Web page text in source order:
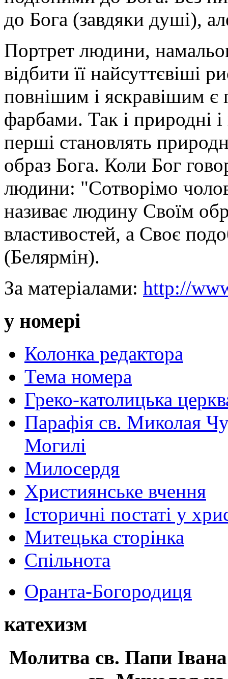
до Бога (завдяки душі),
Портрет людини,
відбити її найсут­тєвіші
повнішим і яскравішим є
фарбами. Так і природні
перші ста­новлять
образ Бога. Коли Бог
людини: "Сотворімо
називає людину Своїм
властивостей, а Своє
(Белярмін).
За матеріалами: http://
у номері
Колонка редактора
Тема номера
Греко-католицька
Парафія св. Миколая
Могилі
Милосердя
Християнське вчення
Історичні постаті у
Митецька сторінка
Спільнота
Оранта-Богородиця
катехизм
Молитва св. Папи